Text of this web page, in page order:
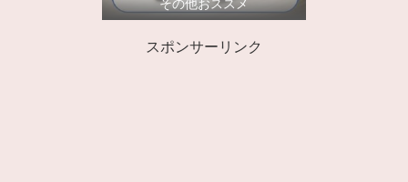
その他おススメ
スポンサーリンク